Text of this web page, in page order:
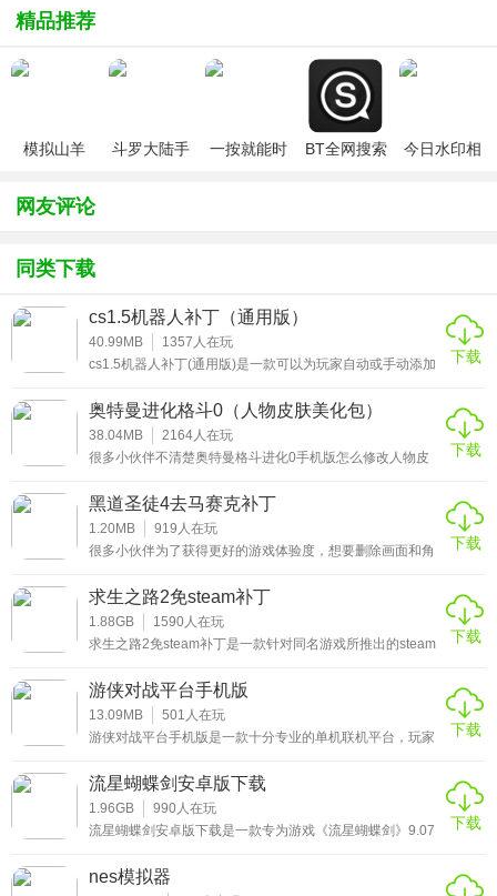
不花钱畅玩的话，这款支持中文体验的补丁，一定能满足你
的需求，游戏玩法高度自由、开放世界的动作冒险游戏，游
整个都市，游戏还完美移植端游内容，与好友一起联机作
战，真实的游戏场景为你呈现，为玩家带来原汁原味的游戏
体验，玩家们甚至能够尽情在游戏中做各种各样的事情，驾
驶豪华跑车，直升机或者战斗机不在话
精品推荐
模拟山羊
斗罗大陆手
一按就能时
BT全网搜索
今日水印相
网友评论
同类下载
cs1.5机器人补丁（通用版）
40.99MB 1357 人在玩
cs1.5机器人补丁(通用版)是一款可以为玩家自动或手动添加
智商值，其实也就是难度，不同的数值会对应它的机敏程
度，数字越高，它会越难以对付，如果你是一个高手的话，
不妨试试魔鬼炼狱难度哟!
下载
奥特曼进化格斗0（人物皮肤美化包）
38.04MB 2164人在玩
很多小伙伴不清楚奥特曼格斗进化0手机版怎么修改人物皮
以完美回答大家的疑问哟!它是一款可以让玩家在游戏中自由
的发挥对英雄外观想象力的辅助工具。用内置的调整功能去
改变他们的皮肤，甚至是的技能。功能非常的丰富，感兴趣
的朋友欢迎来奥特曼进化格斗0修改全角色皮肤包开启你的
下载
黑道圣徒4去马赛克补丁
1.20MB 919 人在玩
很多小伙伴为了获得更好的游戏体验度，想要删除画面和角
赛克补丁可以很好的解决大家的问题。感兴趣的小伙伴不妨
进入绿色软件下载站看看，可以开启你的全新游戏之旅哟!
下载
求生之路2免steam补丁
1.88GB 1590人在玩
求生之路2免steam补丁是一款针对同名游戏所推出的steam
戏，相信有很多小伙伴都很想要体验一番吧!那么如果你想要
不花钱畅玩的话，这款支持中文体验的补丁，一定能满足你
的需求，游戏玩法高度自由、开放世界的动作冒险游戏，游
戏中集合了大量的武器道具，多种不同的游戏场景，还原了
体验，玩家们甚至能够尽情在游戏中做各种各样的事情，驾
驶豪华跑车，直升机或者战斗机不在话
下载
游侠对战平台手机版
13.09MB 501 人在玩
游侠对战平台手机版是一款十分专业的单机联机平台，玩家
够联机对战这个重要的功能外，玩家也可以通过自定义的模
式，对这个手机版APP进行一个功能个性化的制定，打造一
个更加符合你使用规律的平台。
下载
流星蝴蝶剑安卓版下载
1.96GB 990人在玩
流星蝴蝶剑安卓版下载是一款专为游戏《流星蝴蝶剑》9.07
帮助玩家在游戏中开启多项操作辅助，比如无限气、原地复
活、全范围救人等，大大降低游戏难度的同时，为玩家们带
下载
nes模拟器